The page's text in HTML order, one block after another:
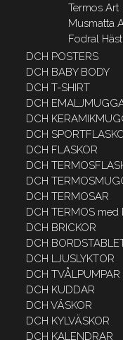
Termos Art
Musmatta
Fodral
DCH POSTERS
DCH BABY BODY
DCH T-SHIRT
DCH
DCH
DCH
DCH FLASKOR
DCH
DCH
DCH TERMOSAR
DCH TERMOS med
DCH BRICKOR
DCH
DCH LJUSLYKTOR
DCH TVÅLPUMPAR
DCH KUDDAR
DCH VÄSKOR
DCH KYLVÄSKOR
DCH KALENDRAR